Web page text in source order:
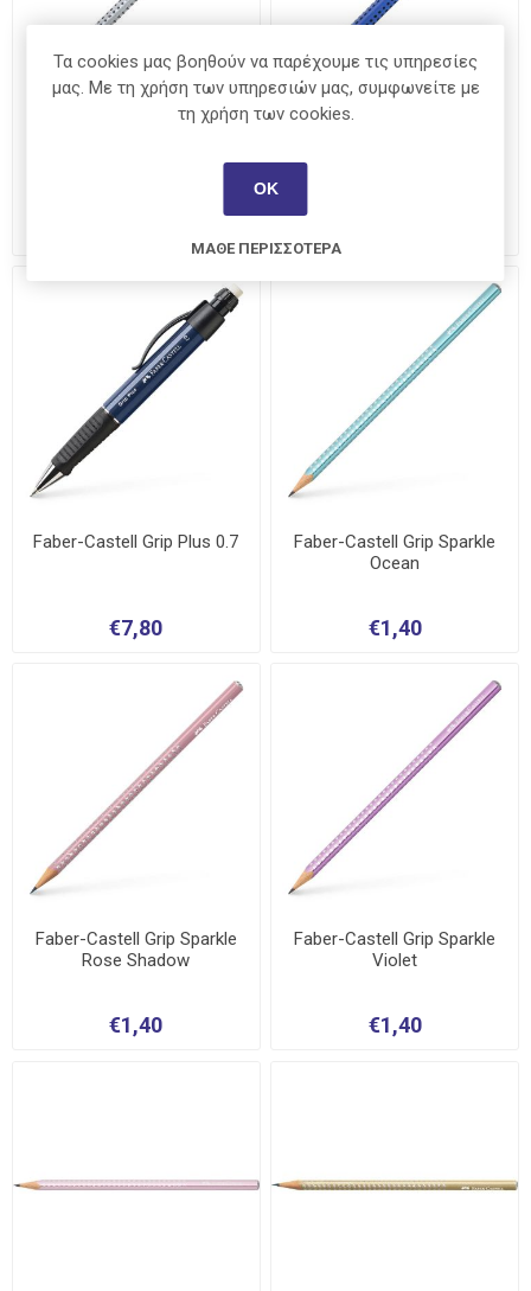
Faber-Castell Grip Plus 0.7
€7,80
Faber-Castell Grip Sparkle
Ocean
€1,40
Faber-Castell Grip Sparkle
Rose Shadow
€1,40
Faber-Castell Grip Sparkle
Violet
€1,40
Τα cookies μας βοηθούν να παρέχουμε τις υπηρεσίες
μας. Με τη χρήση των υπηρεσιών μας, συμφωνείτε με
τη χρήση των cookies.
ΟΚ
ΜΆΘΕ ΠΕΡΙΣΣΌΤΕΡΑ